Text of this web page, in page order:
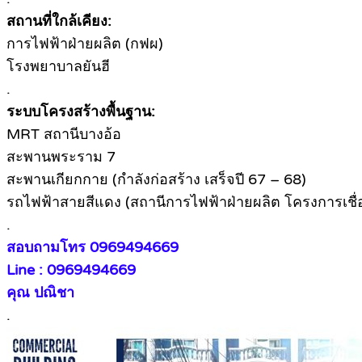
สถานที่ใกล้เคียง:
การไฟฟ้าฝ่ายผลิต (กฟผ)
โรงพยาบาลยันฮี
.
ระบบโครงสร้างพื้นฐาน:
MRT สถานีบางอ้อ
สะพานพระราม 7
สะพานเกียกกาย (กำลังก่อสร้าง เสร็จปี 67 – 68)
รถไฟฟ้าสายสีแดง (สถานีการไฟฟ้าฝ่ายผลิต โครงการเ
.
สอบถามโทร 0969494669
Line : 0969494669
คุณ ปณิชา
.